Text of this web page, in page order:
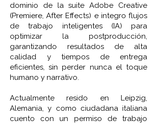
dominio de la suite Adobe Creative
(Premiere, After Effects) e integro flujos
de trabajo inteligentes (IA) para
optimizar la postproducción,
garantizando resultados de alta
calidad y tiempos de entrega
eficientes, sin perder nunca el toque
humano y narrativo.
Actualmente resido en Leipzig,
Alemania, y como ciudadana italiana
cuento con un permiso de trabajo